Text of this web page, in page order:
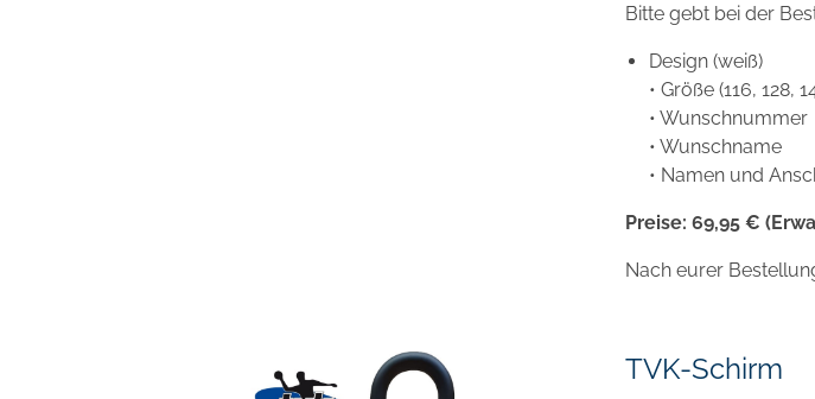
Bitte gebt bei der
Design (weiß)
• ⁠Größe (116, 128,
• ⁠Wunschnummer
• ⁠Wunschname
• ⁠Namen und
Preise: 69,95 €
Nach eurer
TVK-Schirm